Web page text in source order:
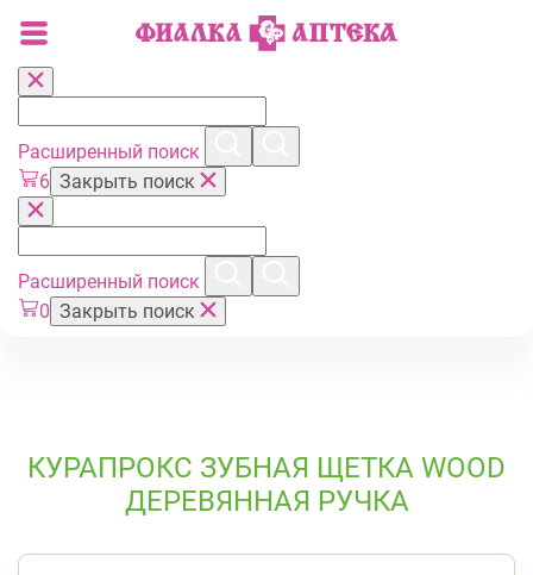
Расширенный поиск
6 Закрыть поиск
Расширенный поиск
0 Закрыть поиск
КУРАПРОКС ЗУБНАЯ ЩЕТКА WOOD
ДЕРЕВЯННАЯ РУЧКА